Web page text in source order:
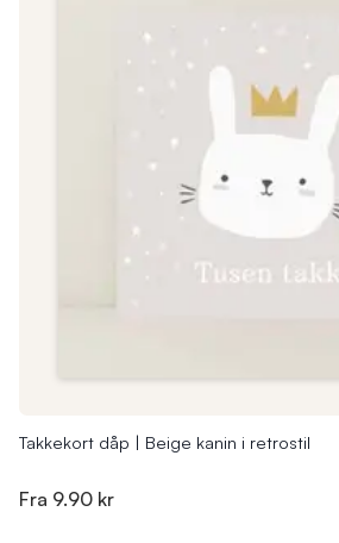
Takkekort dåp | Beige kanin i retrostil
Fra 9.90 kr